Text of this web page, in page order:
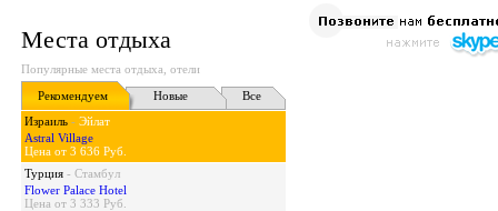
Места отдыха
Популярные места отдыха, отели
Рекомендуем
Новые
Все
Израиль - Эйлат
Astral Village
Цена от 3 636 Руб.
Турция - Стамбул
Flower Palace Hotel
Цена от 3 333 Руб.